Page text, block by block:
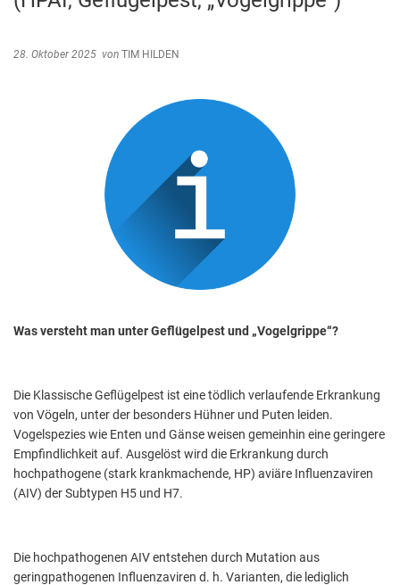
Abfallentsorgung
Wirtschaft und Tourismus
28. Oktober 2025 von TIM HILDEN
Was versteht man unter Geflügelpest und „Vogelgrippe“?
Die Klassische Geflügelpest ist eine tödlich verlaufende Erkrankung
von Vögeln, unter der besonders Hühner und Puten leiden.
Vogelspezies wie Enten und Gänse weisen gemeinhin eine geringere
Empfindlichkeit auf. Ausgelöst wird die Erkrankung durch
hochpathogene (stark krankmachende, HP) aviäre Influenzaviren
(AIV) der Subtypen H5 und H7.
Die hochpathogenen AIV entstehen durch Mutation aus
geringpathogenen Influenzaviren d. h. Varianten, die lediglich